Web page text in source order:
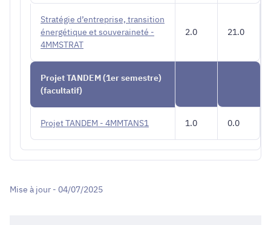
Stratégie d’entreprise, transition
énergétique et souveraineté -
4MMSTRAT
2.0 21.0
Projet TANDEM (1er semestre)
(facultatif)
Projet TANDEM - 4MMTANS1 1.0 0.0
Mise à jour - 04/07/2025